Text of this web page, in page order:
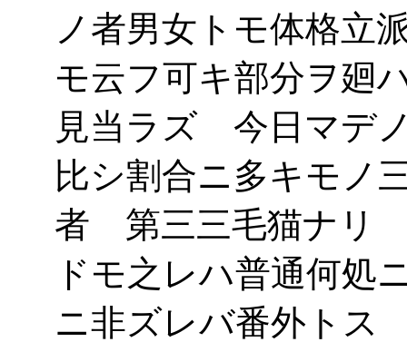
ノ者男女トモ体格立
モ云フ可キ部分ヲ廻
見当ラズ 今日マデ
比シ割合ニ多キモ
者 第三三毛猫ナリ
ドモ之レハ普通何処
ニ非ズレバ番外トス